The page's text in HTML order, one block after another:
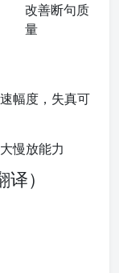
改善断句质
量
幅度，失真可
慢放能力
）